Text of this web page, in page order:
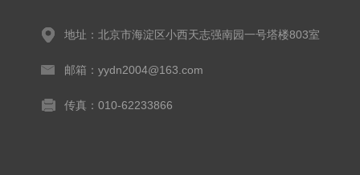
地址：北京市海淀区小西天志强南园一号塔楼803室
邮箱：yydn2004@163.com
传真：010-62233866